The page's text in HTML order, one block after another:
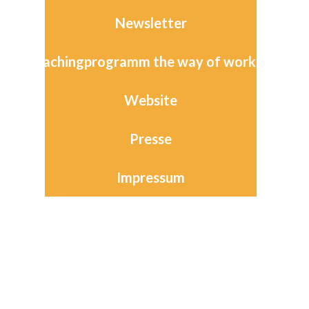
Newsletter
Coachingprogramm the way of worklife
Website
Presse
Impressum